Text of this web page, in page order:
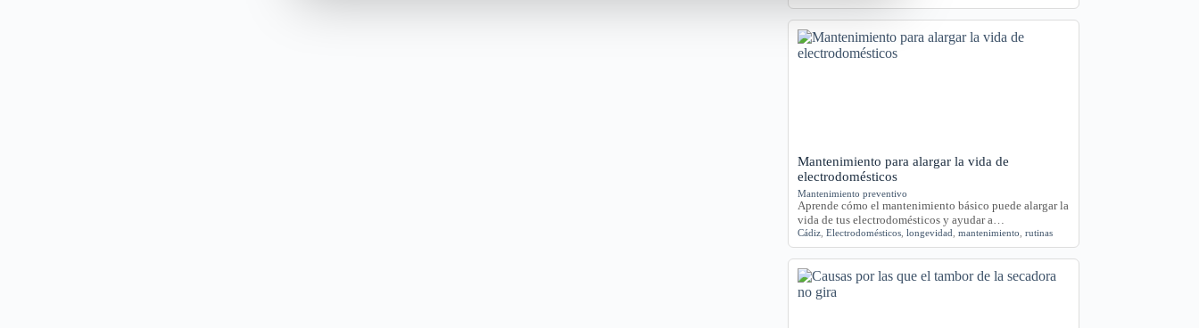
Mantenimiento para alargar la vida de
electrodomésticos
Mantenimiento preventivo
Aprende cómo el mantenimiento básico puede alargar la
vida de tus electrodomésticos y ayudar a…
Cádiz ,Electrodomésticos ,longevidad ,mantenimiento ,rutinas